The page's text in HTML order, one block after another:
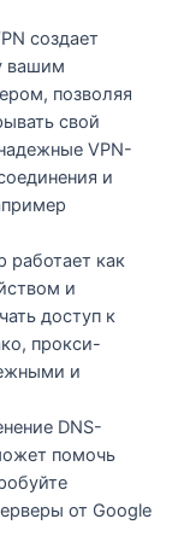
создает
вашим
позволяя
свой
VPN-
и
работает как
и
доступ к
прокси-
и
DNS-
помочь
от Google